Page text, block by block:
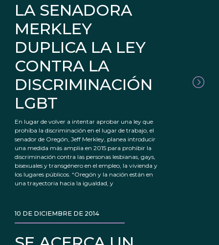
LA SENADORA
MERKLEY
DUPLICA LA LEY
CONTRA LA
DISCRIMINACIÓN
LGBT
En lugar de volver a intentar aprobar una ley que
prohíba la discriminación en el lugar de trabajo, el
senador de Oregón, Jeff Merkley, planea introducir
una medida más amplia en 2015 para prohibir la
discriminación contra las personas lesbianas, gays,
bisexuales y transgénero en el empleo, la vivienda y
los lugares públicos. “Oregón y la nación están en
una trayectoria hacia la igualdad, y
10 DE DICIEMBRE DE 2014